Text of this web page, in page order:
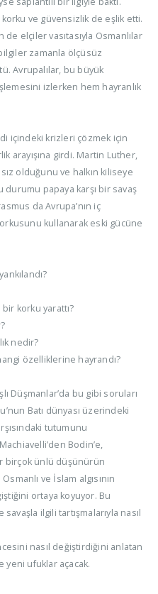
korku ve güvensizlik de eşlik etti.
elçiler vasıtasıyla Osmanlılar
zamanla ölçüsüz
Avrupalılar, bu büyük
izlerken hem hayranlık
içindeki krizleri çözmek için
arayışına girdi. Martin Luther,
olduğunu ve halkın kiliseye
durumu papaya karşı bir savaş
da Avrupa’nın iç
kullanarak eski gücüne
bir korku yarattı?
nedir?
özelliklerine hayrandı?
Düşmanlar’da bu gibi soruları
Batı dünyası üzerindeki
tutumunu
Bodin’e,
birçok ünlü düşünürün
ve İslam algısının
ortaya koyuyor. Bu
ilgili tartışmalarıyla nasıl
nasıl değiştirdiğini anlatan
yeni ufuklar açacak.